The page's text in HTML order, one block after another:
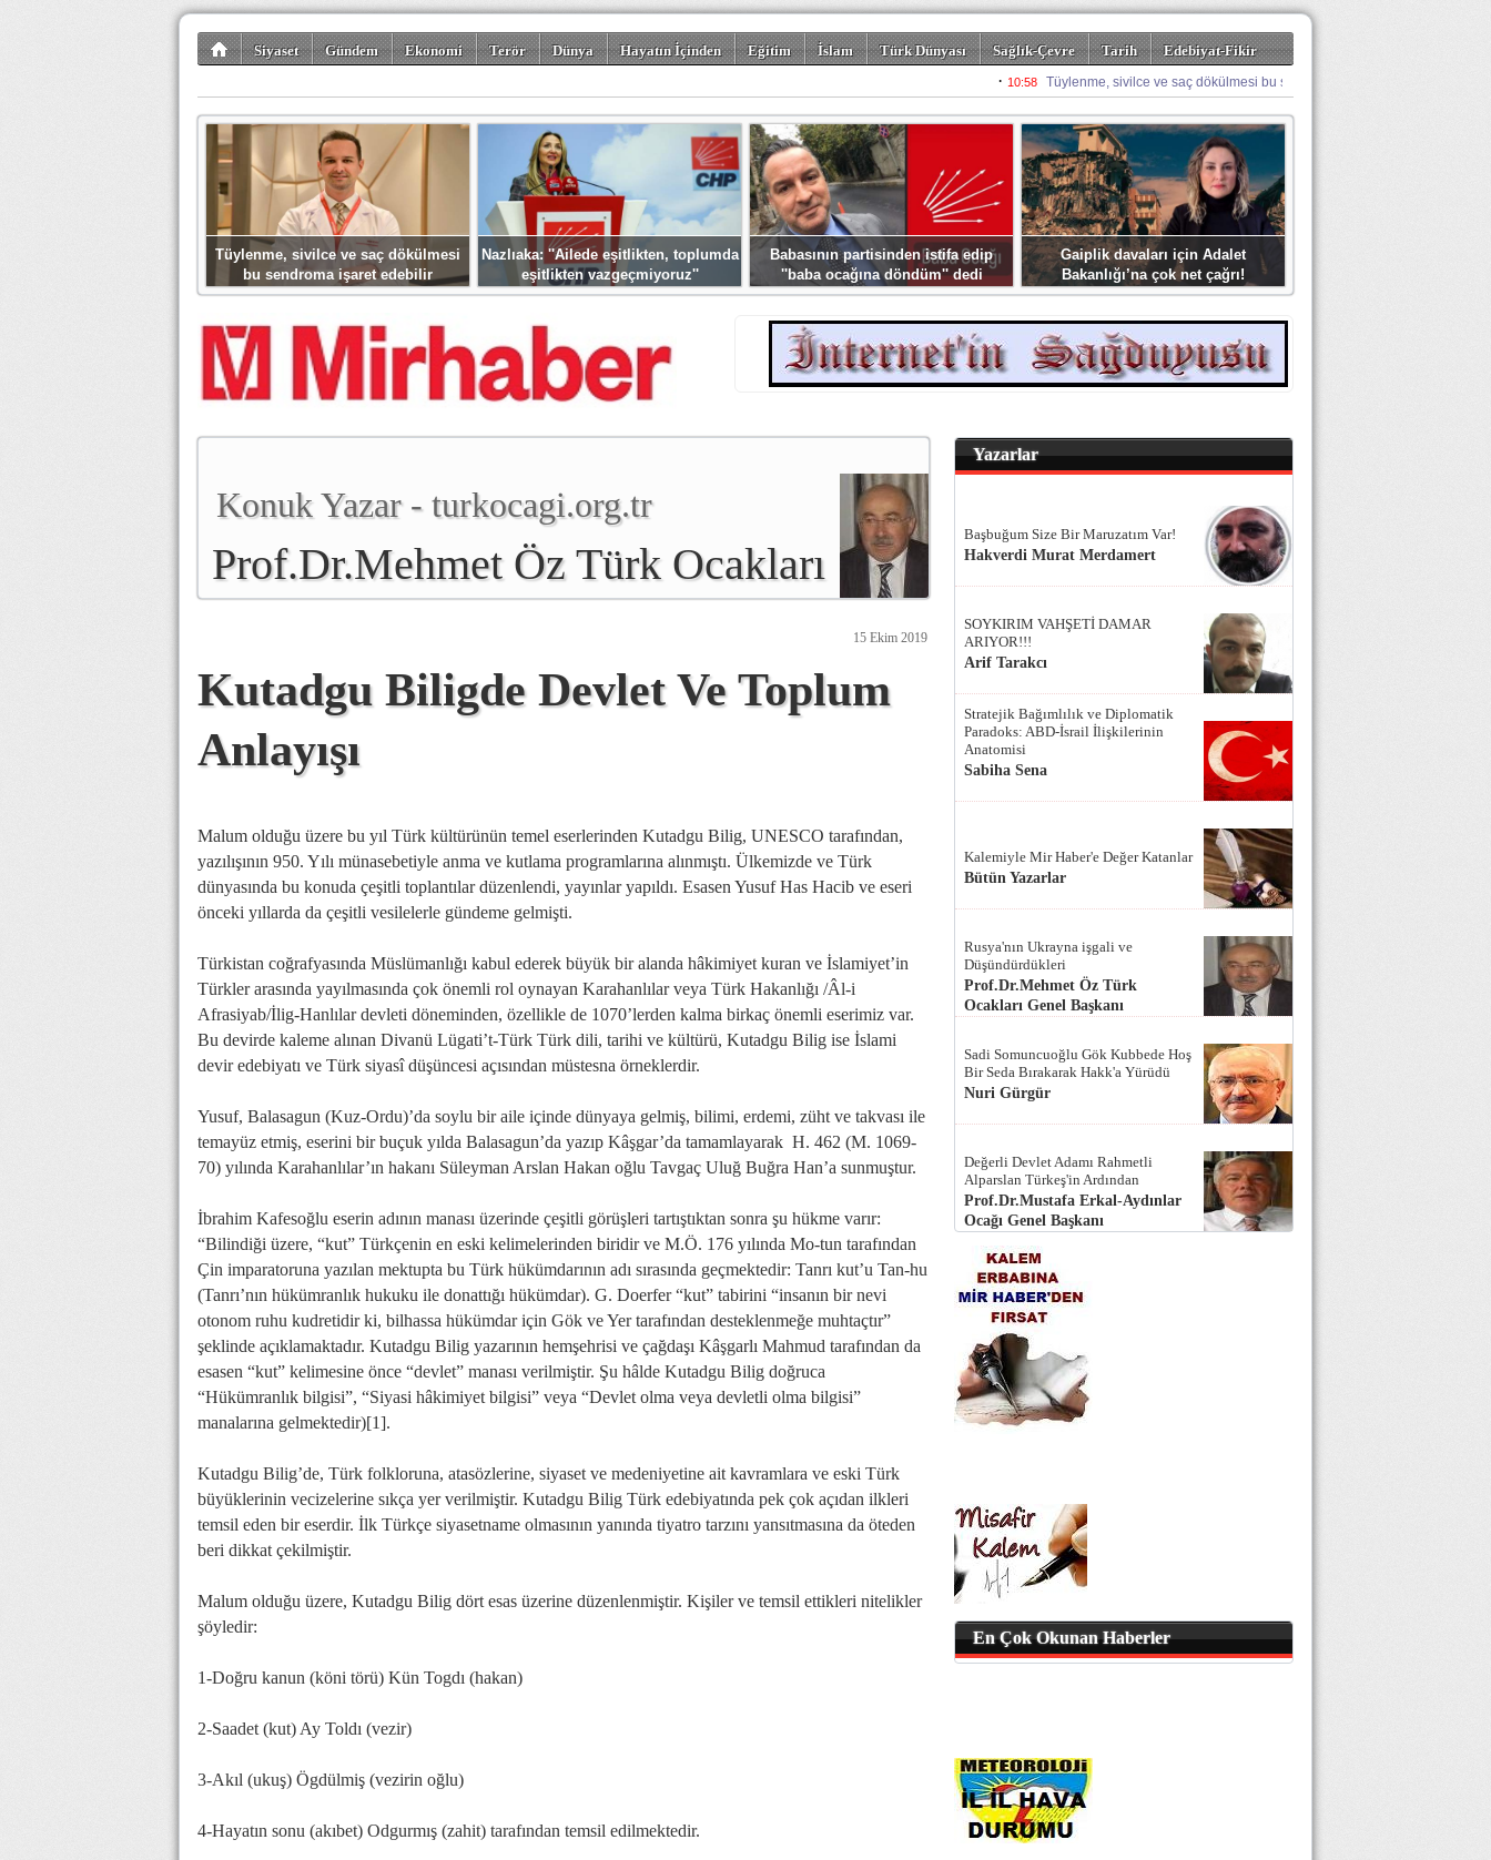
Siyaset Gündem Ekonomi Terör Dünya Hayatın İçinden Eğitim İslam Türk Dünyası Sağlık-Çevre Tarih
Edebiyat-Fikir
Tüylenme, sivilce ve saç dökülmesi
bu sendroma işaret edebilir
Nazlıaka: ''Ailede eşitlikten, toplumda
eşitlikten vazgeçmiyoruz''
Babasının partisinden istifa edip
''baba ocağına döndüm'' dedi
Gaiplik davaları için Adalet
Bakanlığı’na çok net çağrı!
Konuk Yazar - turkocagi.org.tr
Prof.Dr.Mehmet Öz Türk Ocakları
15 Ekim 2019
Kutadgu Biligde Devlet Ve Toplum
Anlayışı
Malum olduğu üzere bu yıl Türk kültürünün temel eserlerinden Kutadgu Bilig, UNESCO tarafından,
yazılışının 950. Yılı münasebetiyle anma ve kutlama programlarına alınmıştı. Ülkemizde ve Türk
dünyasında bu konuda çeşitli toplantılar düzenlendi, yayınlar yapıldı. Esasen Yusuf Has Hacib ve eseri
önceki yıllarda da çeşitli vesilelerle gündeme gelmişti.
Türkistan coğrafyasında Müslümanlığı kabul ederek büyük bir alanda hâkimiyet kuran ve İslamiyet’in
Türkler arasında yayılmasında çok önemli rol oynayan Karahanlılar veya Türk Hakanlığı /Âl-i
Afrasiyab/İlig-Hanlılar devleti döneminden, özellikle de 1070’lerden kalma birkaç önemli eserimiz var.
Bu devirde kaleme alınan Divanü Lügati’t-Türk Türk dili, tarihi ve kültürü, Kutadgu Bilig ise İslami
devir edebiyatı ve Türk siyasî düşüncesi açısından müstesna örneklerdir.
Yusuf, Balasagun (Kuz-Ordu)’da soylu bir aile içinde dünyaya gelmiş, bilimi, erdemi, züht ve takvası ile
temayüz etmiş, eserini bir buçuk yılda Balasagun’da yazıp Kâşgar’da tamamlayarak H. 462 (M. 1069-
70) yılında Karahanlılar’ın hakanı Süleyman Arslan Hakan oğlu Tavgaç Uluğ Buğra Han’a sunmuştur.
İbrahim Kafesoğlu eserin adının manası üzerinde çeşitli görüşleri tartıştıktan sonra şu hükme varır:
“Bilindiği üzere, “kut” Türkçenin en eski kelimelerinden biridir ve M.Ö. 176 yılında Mo-tun tarafından
Çin imparatoruna yazılan mektupta bu Türk hükümdarının adı sırasında geçmektedir: Tanrı kut’u Tan-hu
(Tanrı’nın hükümranlık hukuku ile donattığı hükümdar). G. Doerfer “kut” tabirini “insanın bir nevi
otonom ruhu kudretidir ki, bilhassa hükümdar için Gök ve Yer tarafından desteklenmeğe muhtaçtır”
şeklinde açıklamaktadır. Kutadgu Bilig yazarının hemşehrisi ve çağdaşı Kâşgarlı Mahmud tarafından da
esasen “kut” kelimesine önce “devlet” manası verilmiştir. Şu hâlde Kutadgu Bilig doğruca
“Hükümranlık bilgisi”, “Siyasi hâkimiyet bilgisi” veya “Devlet olma veya devletli olma bilgisi”
manalarına gelmektedir)[1].
Kutadgu Bilig’de, Türk folkloruna, atasözlerine, siyaset ve medeniyetine ait kavramlara ve eski Türk
büyüklerinin vecizelerine sıkça yer verilmiştir. Kutadgu Bilig Türk edebiyatında pek çok açıdan ilkleri
temsil eden bir eserdir. İlk Türkçe siyasetname olmasının yanında tiyatro tarzını yansıtmasına da öteden
beri dikkat çekilmiştir.
Malum olduğu üzere, Kutadgu Bilig dört esas üzerine düzenlenmiştir. Kişiler ve temsil ettikleri nitelikler
şöyledir:
1-Doğru kanun (köni törü) Kün Togdı (hakan)
2-Saadet (kut) Ay Toldı (vezir)
3-Akıl (ukuş) Ögdülmiş (vezirin oğlu)
4-Hayatın sonu (akıbet) Odgurmış (zahit) tarafından temsil edilmektedir.
Yazarlar
Başbuğum Size Bir Maruzatım Var!
Hakverdi Murat Merdamert
SOYKIRIM VAHŞETİ DAMAR
ARIYOR!!!
Arif Tarakcı
Stratejik Bağımlılık ve Diplomatik
Paradoks: ABD-İsrail İlişkilerinin
Anatomisi
Sabiha Sena
Kalemiyle Mir Haber'e Değer Katanlar
Bütün Yazarlar
Rusya'nın Ukrayna işgali ve
Düşündürdükleri
Prof.Dr.Mehmet Öz Türk
Ocakları Genel Başkanı
Sadi Somuncuoğlu Gök Kubbede Hoş
Bir Seda Bırakarak Hakk'a Yürüdü
Nuri Gürgür
Değerli Devlet Adamı Rahmetli
Alparslan Türkeş'in Ardından
Prof.Dr.Mustafa Erkal-Aydınlar
Ocağı Genel Başkanı
En Çok Okunan Haberler